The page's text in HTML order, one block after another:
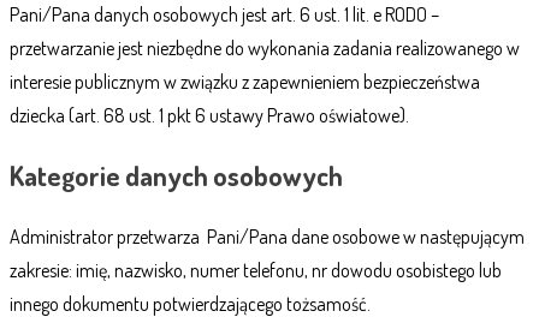
Pani/Pana danych osobowych jest art. 6 ust. 1 lit. e RODO –
przetwarzanie jest niezbędne do wykonania zadania realizowanego w
interesie publicznym w związku z zapewnieniem bezpieczeństwa
dziecka (art. 68 ust. 1 pkt 6 ustawy Prawo oświatowe).
Kategorie danych osobowych
Administrator przetwarza Pani/Pana dane osobowe w następującym
zakresie: imię, nazwisko, numer telefonu, nr dowodu osobistego lub
innego dokumentu potwierdzającego tożsamość.